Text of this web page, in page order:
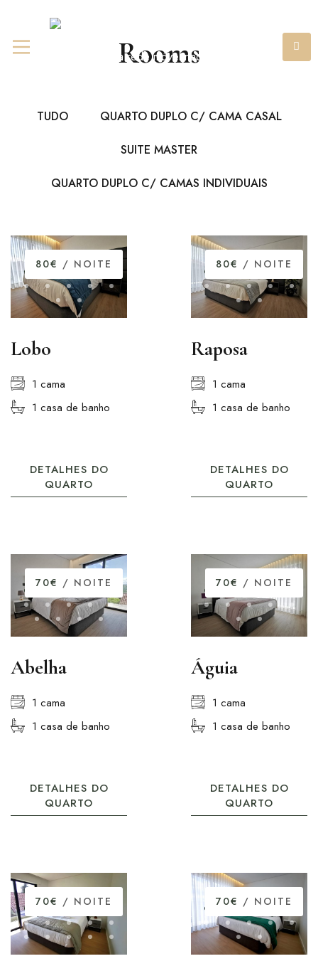
para rede móvel nacional)
Rooms
TUDO QUARTO DUPLO C/ CAMA CASAL
SUITE MASTER
QUARTO DUPLO C/ CAMAS INDIVIDUAIS
80€ / NOITE
Lobo
1 cama
1 casa de banho
DETALHES DO
QUARTO
80€ / NOITE
Raposa
1 cama
1 casa de banho
DETALHES DO
QUARTO
70€ / NOITE
Abelha
1 cama
1 casa de banho
DETALHES DO
QUARTO
70€ / NOITE
Águia
1 cama
1 casa de banho
DETALHES DO
QUARTO
70€ / NOITE 70€ / NOITE